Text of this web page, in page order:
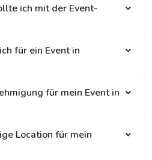
ich mit der Event-
für ein Event in
für mein Event in
Location für mein